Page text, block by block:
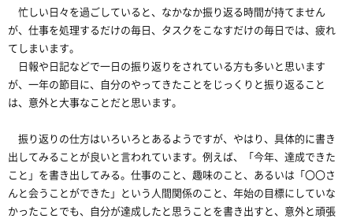
忙しい日々を過ごしていると、なかなか振り返る時間が持てません
が、仕事を処理するだけの毎日、タスクをこなすだけの毎日では、疲れ
てしまいます。
日報や日記などで一日の振り返りをされている方も多いと思います
が、一年の節目に、自分のやってきたことをじっくりと振り返ること
は、意外と大事なことだと思います。
振り返りの仕方はいろいろとあるようですが、やはり、具体的に書き
出してみることが良いと言われています。例えば、「今年、達成できた
こと」を書き出してみる。仕事のこと、趣味のこと、あるいは「〇〇さ
んと会うことができた」という人間関係のこと、年始の目標にしていな
かったことでも、自分が達成したと思うことを書き出すと、意外と頑張